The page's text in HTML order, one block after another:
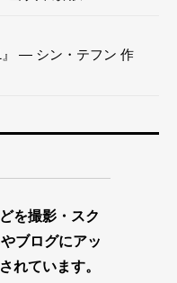
』 — シン・テフン 作
を撮影・スク
ブログにアッ
れています。